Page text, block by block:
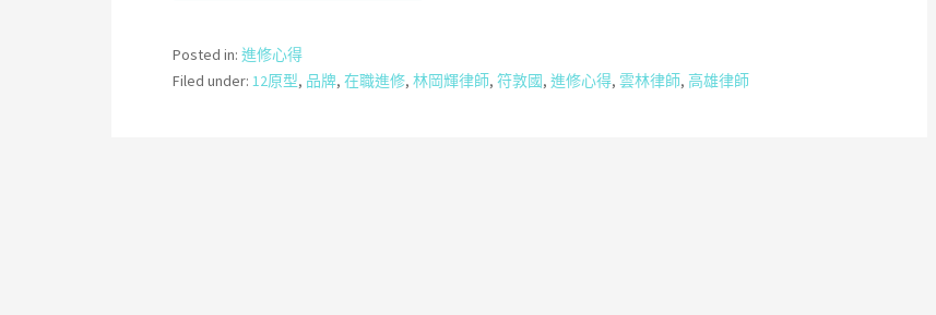
Posted in: 進修心得
Filed under: 12原型, 品牌, 在職進修, 林岡輝律師, 符敦國, 進修心得, 雲林律師, 高雄律師